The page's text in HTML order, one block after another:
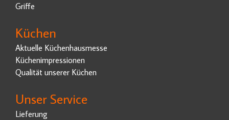
Griffe
Küchen
Aktuelle Küchenhausmesse
Küchenimpressionen
Qualität unserer Küchen
Unser Service
Lieferung